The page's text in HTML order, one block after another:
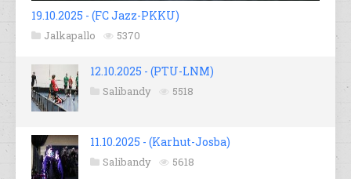
19.10.2025 - (FC Jazz-PKKU)
Jalkapallo 5370
12.10.2025 - (PTU-LNM)
Salibandy 5518
11.10.2025 - (Karhut-Josba)
Salibandy 5618